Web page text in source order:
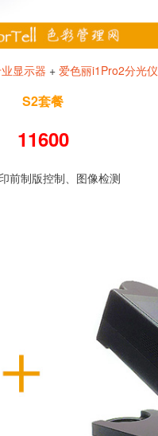
显示器 + 爱色丽i1Pro2分光仪
S2套餐
11600
前制版控制、图像检测